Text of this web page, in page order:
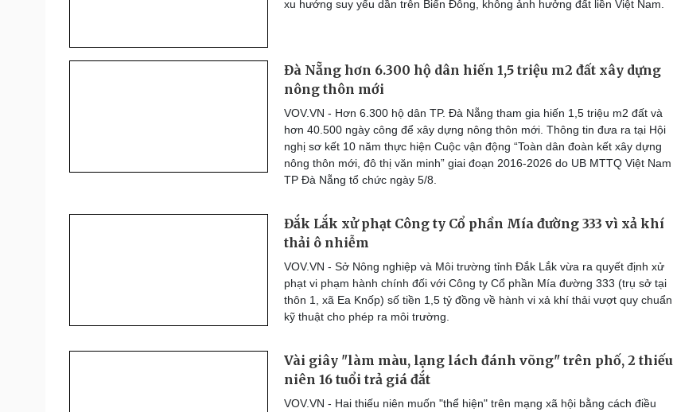
xu hướng suy yếu dần trên Biển Đông, không ảnh hưởng đất liền Việt Nam.
Đà Nẵng hơn 6.300 hộ dân hiến 1,5 triệu m2 đất xây dựng
nông thôn mới
VOV.VN - Hơn 6.300 hộ dân TP. Đà Nẵng tham gia hiến 1,5 triệu m2 đất và
hơn 40.500 ngày công để xây dựng nông thôn mới. Thông tin đưa ra tại Hội
nghị sơ kết 10 năm thực hiện Cuộc vận động “Toàn dân đoàn kết xây dựng
nông thôn mới, đô thị văn minh” giai đoạn 2016-2026 do UB MTTQ Việt Nam
TP Đà Nẵng tổ chức ngày 5/8.
Đắk Lắk xử phạt Công ty Cổ phần Mía đường 333 vì xả khí
thải ô nhiễm
VOV.VN - Sở Nông nghiệp và Môi trường tỉnh Đắk Lắk vừa ra quyết định xử
phạt vi phạm hành chính đối với Công ty Cổ phần Mía đường 333 (trụ sở tại
thôn 1, xã Ea Knốp) số tiền 1,5 tỷ đồng về hành vi xả khí thải vượt quy chuẩn
kỹ thuật cho phép ra môi trường.
Vài giây "làm màu, lạng lách đánh võng" trên phố, 2 thiếu
niên 16 tuổi trả giá đắt
VOV.VN - Hai thiếu niên muốn "thể hiện" trên mạng xã hội bằng cách điều